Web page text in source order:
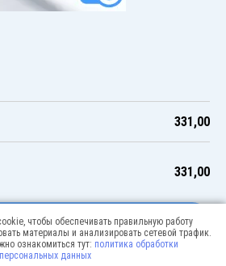
331,00
331,00
В корзину
чтобы обеспечивать правильную работу
материалы и анализировать сетевой трафик.
ознакомиться тут: политика обработки
персональных данных